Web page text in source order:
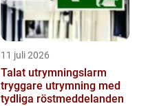
11 juli 2026
Talat utrymningslarm
tryggare utrymning med
tydliga röstmeddelanden